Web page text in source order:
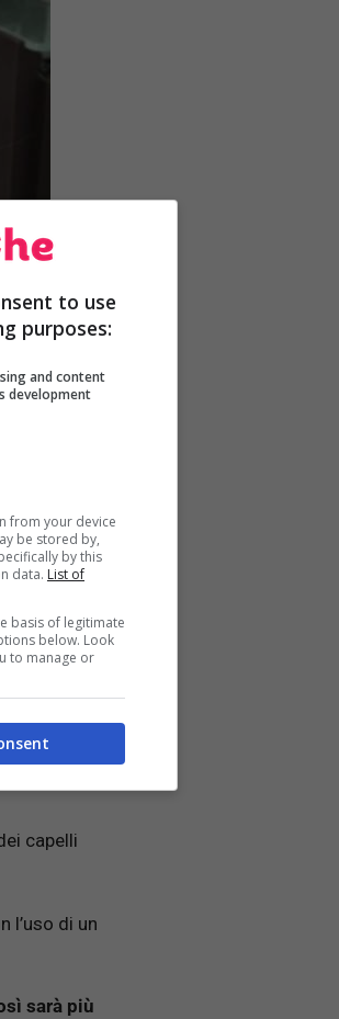
capelli
l’uso di un
sarà più
to use
purposes:
and content
development
from your device
be stored by,
by this
data. List of
basis of legitimate
below. Look
to manage or